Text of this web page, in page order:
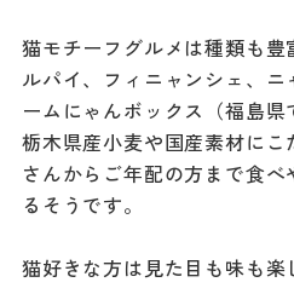
猫モチーフグルメは種類も
ルパイ、フィニャンシェ、ニ
ームにゃんボックス（福島県
栃木県産小麦や国産素材に
さんからご年配の方まで食
るそうです。
猫好きな方は見た目も味も